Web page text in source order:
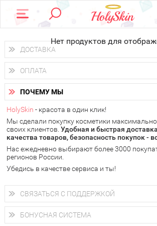
Нет продуктов для
ДОСТАВКА
Доставка осуществляетсяпо всем городам
Вы можете выбрать доставку курьером,
получить заказ в пунктах выдачи PickPoint
самовывоза.
В 20 городах России доставка
следующий день.
у Вас всегда есть возможность получить
доставку от HolySkin.
подробнее об условиях доставки и оплаты
ОПЛАТА
Вы можете оплатить свой заказ любым
наличными деньгами (
через интернет-банк (Альфа-банк,
электронными способами.
ПОЧЕМУ МЫ
HolySkin - красота в один клик!
Мы сделали покупку косметики
своих клиентов. Удобная и быстрая
качества товаров, безопасность покупок -
Нас ежедневно выбирают более 3000
регионов России.
Убедись в качестве сервиса и ты!
СВЯЗАТЬСЯ С ПОДДЕРЖКОЙ
+7 (800) 707-24-55
Мы будем рады ответить на все Ваши
магазина, проконсультировать по товарам,
БОНУСНАЯ СИСТЕМА